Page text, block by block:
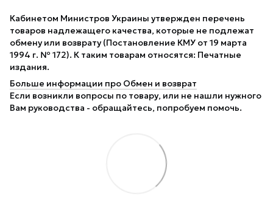
Кабинетом Министров Украины утвержден перечень
товаров надлежащего качества, которые не подлежат
обмену или возврату (Постановление КМУ от 19 марта
1994 г. № 172). К таким товарам относятся: Печатные
издания.
Больше информации про Обмен и возврат
Если возникли вопросы по товару, или не нашли нужного
Вам руководства - обращайтесь, попробуем помочь.